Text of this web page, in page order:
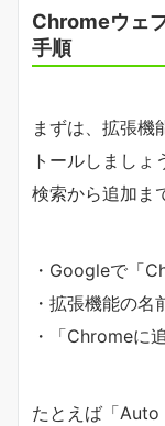
Chromeウェ
手順
まずは、拡張機
トールしましょ
検索から追加ま
・Googleで「
・拡張機能の
・「Chromeに
たとえば「Auto